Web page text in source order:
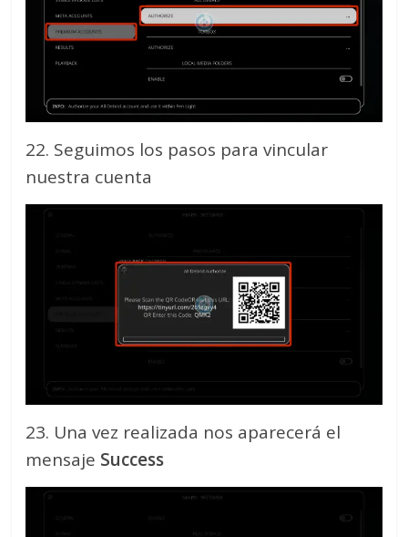
22. Seguimos los pasos para vincular
nuestra cuenta
23. Una vez realizada nos aparecerá el
mensaje Success